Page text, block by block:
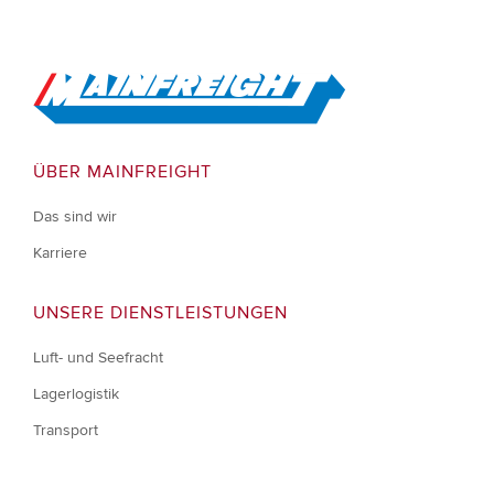
Go to Home
ÜBER MAINFREIGHT
Das sind wir
Karriere
UNSERE DIENSTLEISTUNGEN
Luft- und Seefracht
Lagerlogistik
Transport